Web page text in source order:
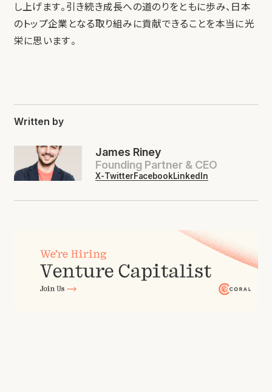
し上げます。引き続き成長への道のりをともに歩み、日本
のトップ企業となる取り組みに貢献できることを本当に光
栄に思います。
Written by
James Riney
Founding Partner & CEO
X-TwitterFacebookLinkedIn